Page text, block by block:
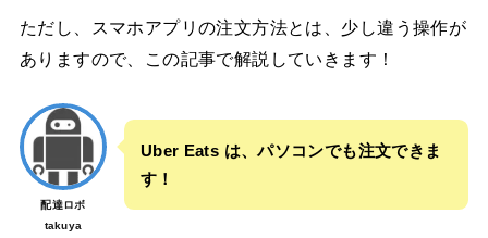
ただし、スマホアプリの注文方法とは、少し違う操作が
ありますので、この記事で解説していきます！
配達ロボ
takuya
Uber Eats は、パソコンでも注文できま
す！